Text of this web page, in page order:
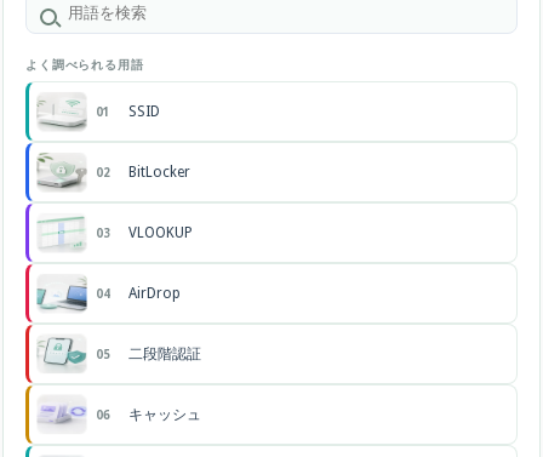
よく調べられる用語
01 SSID
02 BitLocker
03 VLOOKUP
04 AirDrop
05 二段階認証
06 キャッシュ